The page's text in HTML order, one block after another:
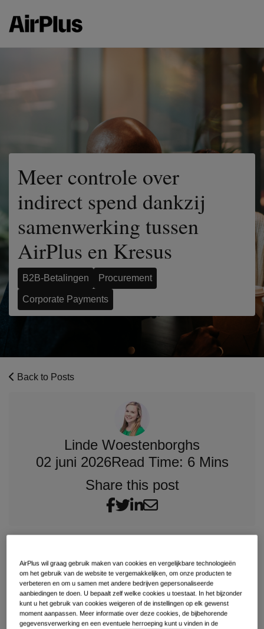
Meer controle over
indirect spend dankzij
samenwerking tussen
AirPlus en Kresus
B2B-Betalingen Procurement
Corporate Payments
Back to Posts
Linde Woestenborghs
02 juni 2026Read Time: 6 Mins
Share this post
vandaag, ondersteund door Mastercard, een nieuwe
samenwerking aan, om Europese bedrijven te helpen meer
inzicht en controle te krijgen over hun dagelijkse indirecte
uitgaven.
AirPlus wil graag gebruik maken van cookies en vergelijkbare technologieën
om het gebruik van de website te vergemakkelijken, om onze producten te
verbeteren en om u samen met andere bedrijven gepersonaliseerde
aanbiedingen te doen. U bepaalt zelf welke cookies u toestaat. In het bijzonder
kunt u het gebruik van cookies weigeren of de instellingen op elk gewenst
moment aanpassen. Meer informatie over deze cookies, de bijbehorende
gegevensverwerking en een eventuele herroeping kunt u vinden in de